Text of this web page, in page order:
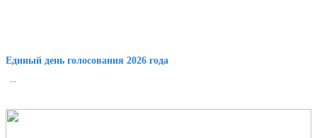
Единый день голосования 2026 года
...